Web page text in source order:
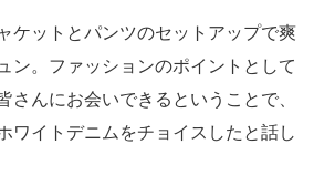
ケットとパンツのセットアップで爽
ン。ファッションのポイントとして
さんにお会いできるということで、
ワイトデニムをチョイスしたと話し